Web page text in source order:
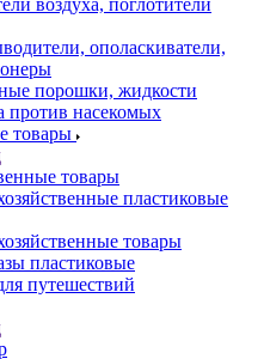
воздуха, поглотители
ополаскиватели,
порошки, жидкости
против насекомых
товары
товары
пластиковые
товары
пластиковые
путешествий